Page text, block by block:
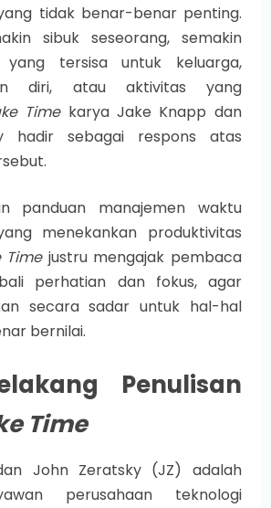
tidak benar-benar penting.
sibuk seseorang, semakin
tersisa untuk keluarga,
diri, atau aktivitas yang
Timekarya Jake Knapp dan
hadir sebagai respons atas
panduan manajemen waktu
menekankan produktivitas
Timejustru mengajak pembaca
perhatian dan fokus, agar
secara sadar untuk hal-hal
bernilai.
Penulisan
Time
John Zeratsky (JZ) adalah
perusahaan teknologi